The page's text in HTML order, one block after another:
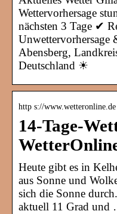
Wettervorhersage
nächsten 3 Tage ✔
Unwettervorhersage
Abensberg,
Deutschland ☀
http s://
14-Tage-
Heute gibt es in
aus Sonne und
sich die Sonne
aktuell 11 Grad und